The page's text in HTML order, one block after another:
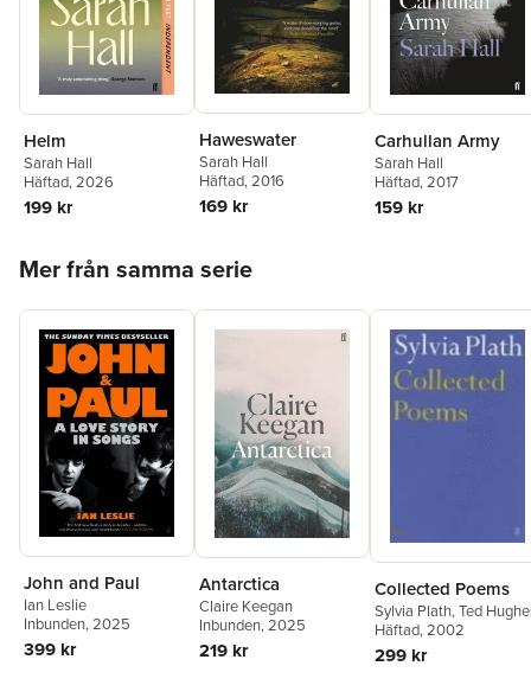
Helm
Sarah Hall
Häftad, 2026
199 kr
Haweswater
Sarah Hall
Häftad, 2016
169 kr
Carhullan Army
Sarah Hall
Häftad, 2017
159 kr
Mer från samma serie
John and Paul
Ian Leslie
Inbunden, 2025
399 kr
Antarctica
Claire Keegan
Inbunden, 2025
219 kr
Collected Poems
Sylvia Plath,Ted
Häftad, 2002
299 kr